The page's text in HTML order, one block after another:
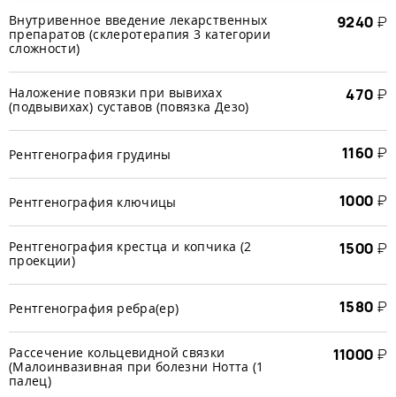
Внутривенное введение лекарственных
препаратов (склеротерапия 3 категории
сложности)
9240 ₽
Наложение повязки при вывихах
(подвывихах) суставов (повязка Дезо)
470 ₽
Рентгенография грудины 1160 ₽
Рентгенография ключицы 1000 ₽
Рентгенография крестца и копчика (2
проекции)
1500 ₽
Рентгенография ребра(ер) 1580 ₽
Рассечение кольцевидной связки
(Малоинвазивная при болезни Нотта (1
палец)
11000 ₽